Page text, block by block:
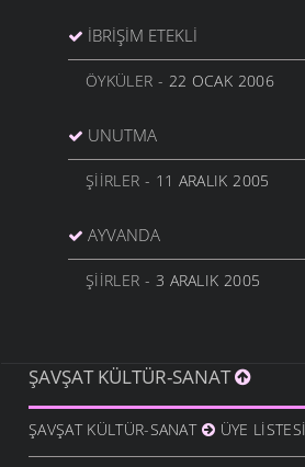
İBRIŞIM ETEKLI
ÖYKÜLER - 22 OCAK 2006
UNUTMA
ŞIIRLER - 11 ARALIK 2005
AYVANDA
ŞIIRLER - 3 ARALIK 2005
ŞAVŞAT KÜLTÜR-SANAT
ŞAVŞAT KÜLTÜR-SANAT ÜYE LISTESI